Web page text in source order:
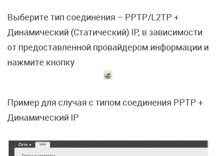
Выберите тип соединения – PPTP/L2TP +
Динамический (Статический) IP, в зависимости
от предоставленной провайдером информации и
нажмите кнопку
Пример для случая с типом соединения PPTP +
Динамический IP